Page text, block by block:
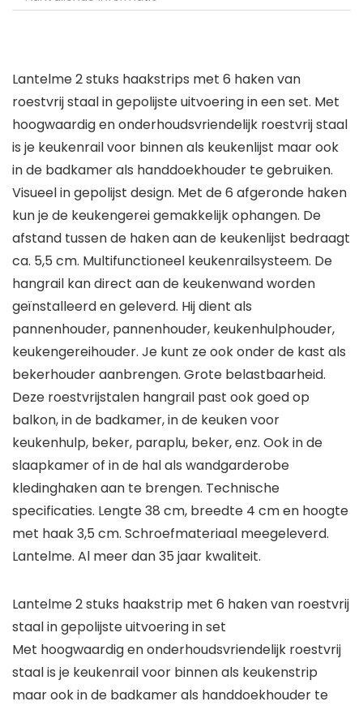
Lantelme 2 stuks haakstrips met 6 haken van
roestvrij staal in gepolijste uitvoering in een set. Met
hoogwaardig en onderhoudsvriendelijk roestvrij staal
is je keukenrail voor binnen als keukenlijst maar ook
in de badkamer als handdoekhouder te gebruiken.
Visueel in gepolijst design. Met de 6 afgeronde haken
kun je de keukengerei gemakkelijk ophangen. De
afstand tussen de haken aan de keukenlijst bedraagt
ca. 5,5 cm. Multifunctioneel keukenrailsysteem. De
hangrail kan direct aan de keukenwand worden
geïnstalleerd en geleverd. Hij dient als
pannenhouder, pannenhouder, keukenhulphouder,
keukengereihouder. Je kunt ze ook onder de kast als
bekerhouder aanbrengen. Grote belastbaarheid.
Deze roestvrijstalen hangrail past ook goed op
balkon, in de badkamer, in de keuken voor
keukenhulp, beker, paraplu, beker, enz. Ook in de
slaapkamer of in de hal als wandgarderobe
kledinghaken aan te brengen. Technische
specificaties. Lengte 38 cm, breedte 4 cm en hoogte
met haak 3,5 cm. Schroefmateriaal meegeleverd.
Lantelme. Al meer dan 35 jaar kwaliteit.
Lantelme 2 stuks haakstrip met 6 haken van roestvrij
staal in gepolijste uitvoering in set
Met hoogwaardig en onderhoudsvriendelijk roestvrij
staal is je keukenrail voor binnen als keukenstrip
maar ook in de badkamer als handdoekhouder te